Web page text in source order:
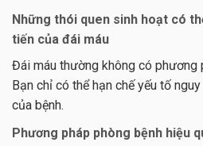
Những thói quen sinh hoạt có
tiến của đái máu
Đái máu thường không có phương
Bạn chỉ có thể hạn chế yếu tố
của bệnh.
Phương pháp phòng bệnh hiệu